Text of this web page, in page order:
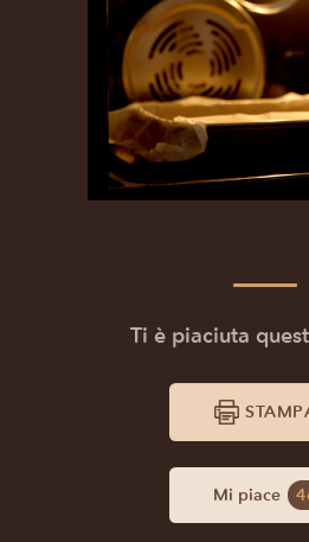
Ti è piaciuta
Mi piace